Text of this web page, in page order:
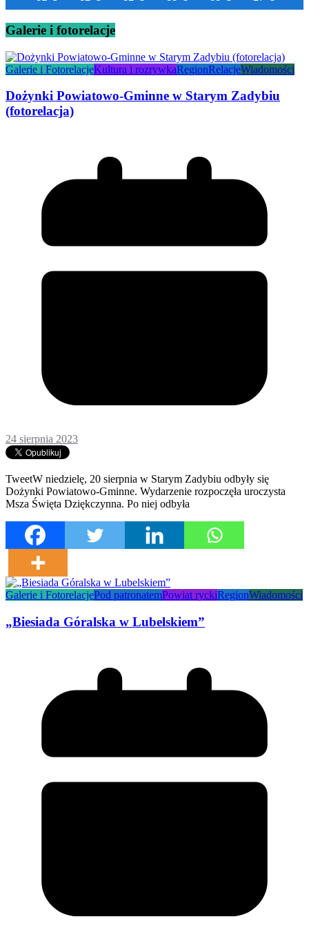
Galerie i fotorelacje
Galerie i FotorelacjeKultura i rozrywkaRegionRelacjeWiadomości
Dożynki Powiatowo-Gminne w Starym Zadybiu
(fotorelacja)
24 sierpnia 2023
TweetW niedzielę, 20 sierpnia w Starym Zadybiu odbyły się
Dożynki Powiatowo-Gminne. Wydarzenie rozpoczęła uroczysta
Msza Święta Dziękczynna. Po niej odbyła
Galerie i FotorelacjePod patronatemPowiat ryckiRegionWiadomości
„Biesiada Góralska w Lubelskiem”